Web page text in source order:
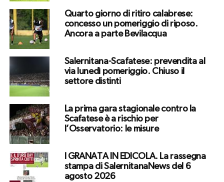
Quarto giorno di ritiro calabrese:
concesso un pomeriggio di riposo.
Ancora a parte Bevilacqua
Salernitana-Scafatese: prevendita al
via lunedì pomeriggio. Chiuso il
settore distinti
La prima gara stagionale contro la
Scafatese è a rischio per
l’Osservatorio: le misure
I GRANATA IN EDICOLA. La rassegna
stampa di SalernitanaNews del 6
agosto 2026